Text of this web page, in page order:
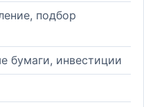
подбор
бумаги, инвестиции